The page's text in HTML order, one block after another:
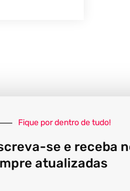
Fique por dentro de tudo!
se e receba
atualizadas